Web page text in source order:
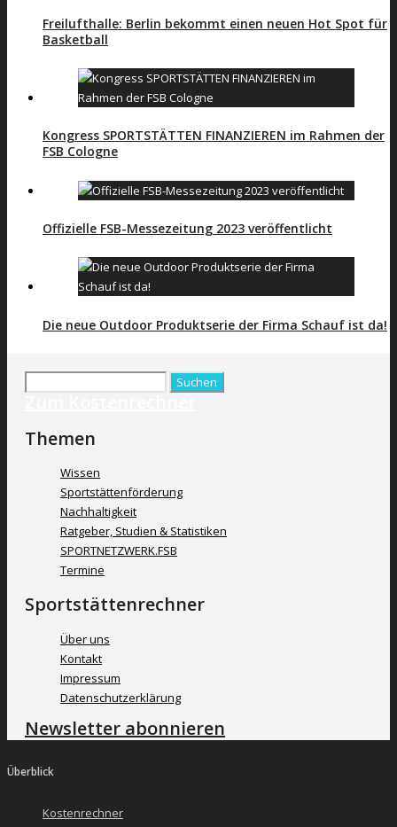
Freilufthalle: Berlin bekommt einen neuen Hot Spot für
Basketball
Kongress SPORTSTÄTTEN FINANZIEREN im Rahmen der
FSB Cologne
Offizielle FSB-Messezeitung 2023 veröffentlicht
Die neue Outdoor Produktserie der Firma Schauf ist da!
Themen
Wissen
Sportstättenförderung
Nachhaltigkeit
Ratgeber, Studien & Statistiken
SPORTNETZWERK.FSB
Termine
Sportstättenrechner
Über uns
Kontakt
Impressum
Datenschutzerklärung
Newsletter abonnieren
Überblick
Kostenrechner